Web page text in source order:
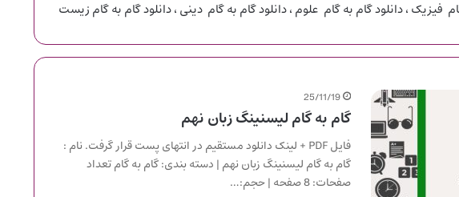
فیزیک ، دانلود گام به گام علوم ، دانلود گام به گام دینی ، دانلود گام به گام زیست
25/11/19
گام به گام لیسنینگ زبان نهم
فایل PDF + لینک دانلود مستقیم در انتهای پست قرار گرفت. نام :
گام به گام لیسنینگ زبان نهم | دسته بندی: گام به گام تعداد
صفحات: 8 صفحه | حجم:…